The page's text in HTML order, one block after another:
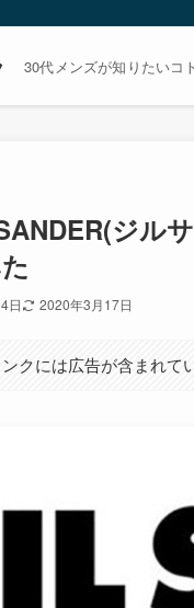
30代メンズが知りたいコト
ジル
日 2020年3月17日
クには広告が含まれて